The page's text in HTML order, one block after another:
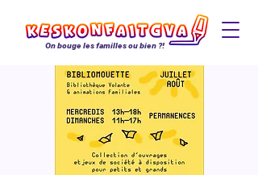
On bouge les familles ou bien ?!